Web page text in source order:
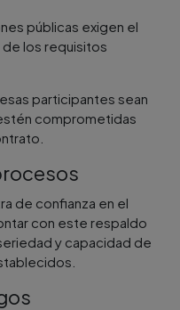
públicas exigen el
los requisitos
participantes sean
comprometidas
de confianza en el
con este respaldo
y capacidad de